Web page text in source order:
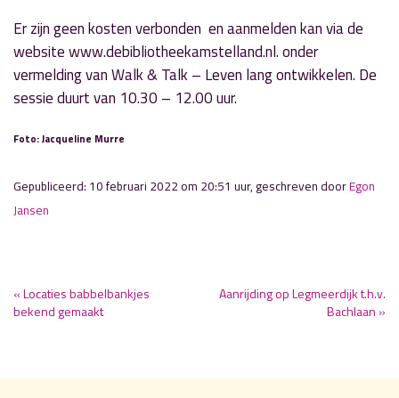
Er zijn geen kosten verbonden en aanmelden kan via de
website www.debibliotheekamstelland.nl. onder
vermelding van Walk & Talk – Leven lang ontwikkelen. De
sessie duurt van 10.30 – 12.00 uur.
Foto: Jacqueline Murre
Gepubliceerd: 10 februari 2022 om 20:51 uur, geschreven doorEgon
Jansen
« Locaties babbelbankjes
bekend gemaakt
Aanrijding op Legmeerdijk t.h.v.
Bachlaan »